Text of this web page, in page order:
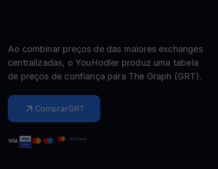
Ao combinar preços de das maiores exchanges
centralizadas, o YouHodler produz uma tabela
de preços de confiança para The Graph (GRT).
ComprarGRT